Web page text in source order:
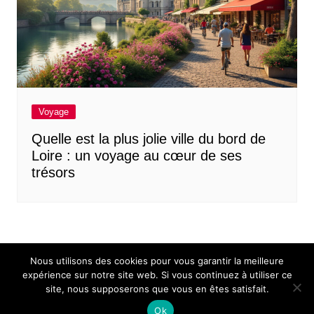
Voyage
Quelle est la plus jolie ville du bord de
Loire : un voyage au cœur de ses
trésors
Nous utilisons des cookies pour vous garantir la meilleure
expérience sur notre site web. Si vous continuez à utiliser ce
site, nous supposerons que vous en êtes satisfait.
Ok